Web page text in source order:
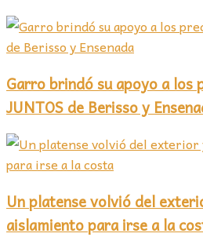
Garro brindó su apoyo a los
JUNTOS de Berisso y
Un platense volvió del
aislamiento para irse a la